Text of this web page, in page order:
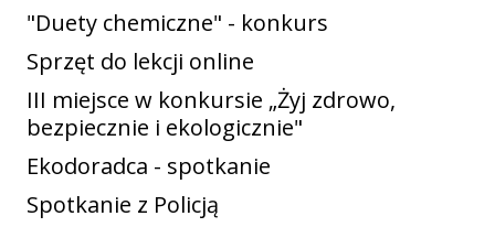
"Duety chemiczne" - konkurs
Sprzęt do lekcji online
III miejsce w konkursie „Żyj zdrowo,
bezpiecznie i ekologicznie"
Ekodoradca - spotkanie
Spotkanie z Policją